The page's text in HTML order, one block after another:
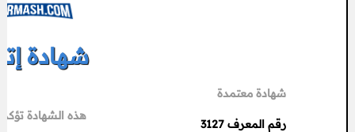
شهادة
هذه الشهادة تؤكد
شهادة معتمدة
رقم المعرف 3127